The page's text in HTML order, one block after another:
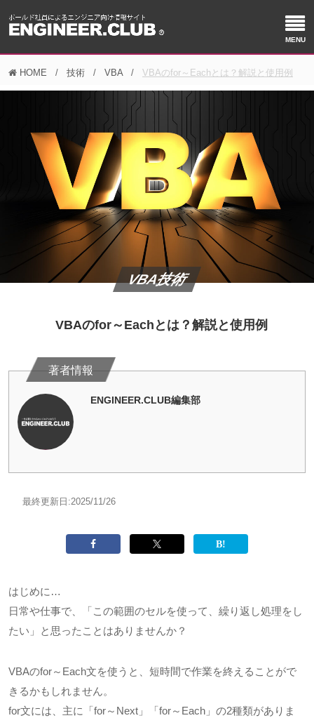
HOME 技術 VBA VBAのfor～Eachとは？解説と使用例
VBA技術
VBAのfor～Eachとは？解説と使用例
ENGINEER.CLUB編集部
最終更新日:2025/11/26
はじめに…
日常や仕事で、「この範囲のセルを使って、繰り返し処理をし
たい」と思ったことはありませんか？
VBAのfor～Each文を使うと、短時間で作業を終えることがで
きるかもしれません。
for文には、主に「for～Next」「for～Each」の2種類がありま